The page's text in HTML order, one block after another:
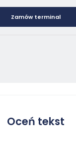
Zamów terminal
Oceń tekst